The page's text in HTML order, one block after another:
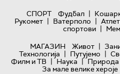
СПОРТ
Фудбал |
Рукомет | Ватерполо |
спортови |
МАГАЗИН
Живот |
Технологијa | Путујемо |
Филм и ТВ | Наука | Природа
За мале велике хероје